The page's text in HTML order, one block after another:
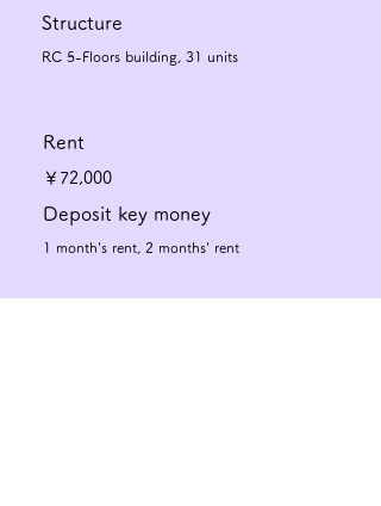
Structure
RC 5-Floors building, 31 units
Rent
￥72,000
Deposit key money
1 month's rent, 2 months' rent